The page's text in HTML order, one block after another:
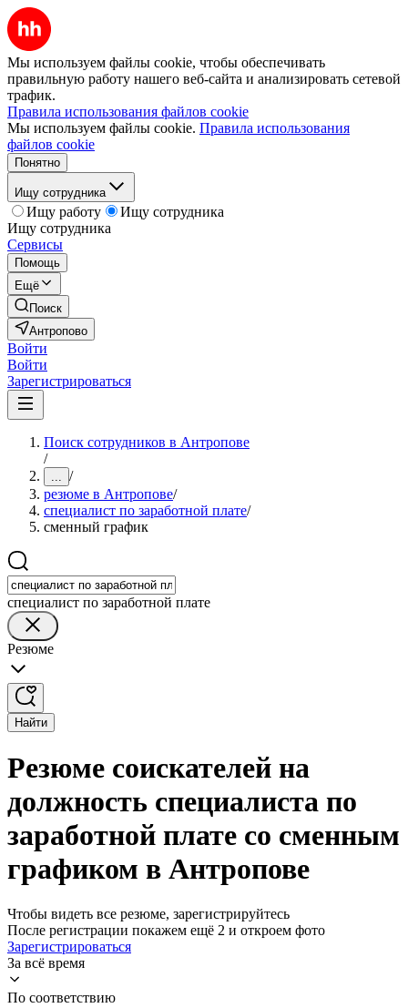
Мы используем файлы cookie, чтобы обеспечивать
правильную работу нашего веб-сайта и анализировать сетевой
трафик.
Правила использования файлов cookie
Мы используем файлы cookie. Правила использования
файлов cookie
Понятно
Ищу сотрудника
Ищу работу
Ищу сотрудника
Ищу сотрудника
Сервисы
Помощь
Ещё
Поиск
Антропово
Войти
Войти
Зарегистрироваться
Поиск сотрудников в Антропове
/
... /
резюме в Антропове/
специалист по заработной плате/
сменный график
специалист по заработной плате
Резюме
Найти
Резюме соискателей на
должность специалиста по
заработной плате со сменным
графиком в Антропове
Чтобы видеть все резюме, зарегистрируйтесь
После регистрации покажем ещё 2 и откроем фото
Зарегистрироваться
За всё время
По соответствию